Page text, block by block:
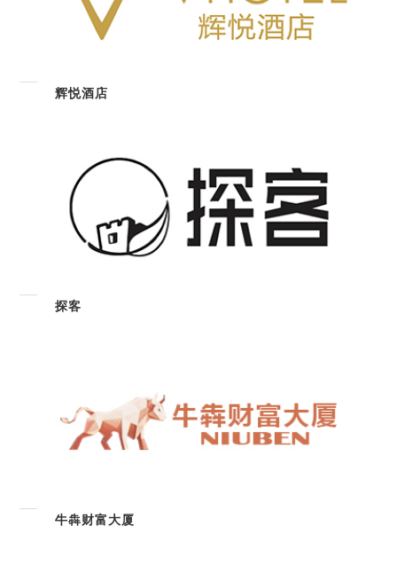
辉悦酒店
探客
牛犇财富大厦